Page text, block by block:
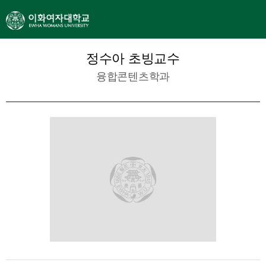
정수아 초빙교수
융합콘텐츠학과